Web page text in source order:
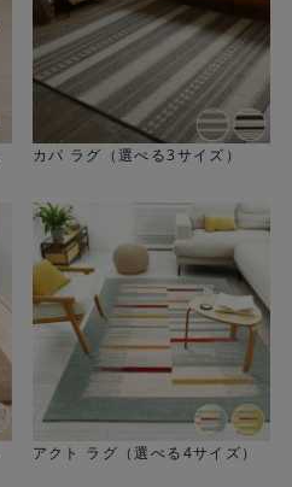
カパ ラグ（選べる3サイズ）
アクト ラグ（選べる4サイズ）